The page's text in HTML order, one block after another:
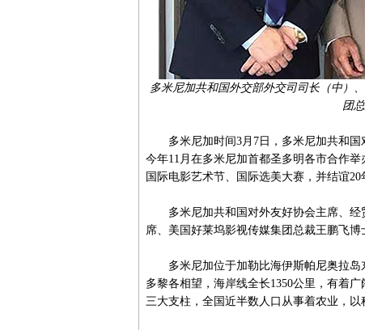
多米尼加共和国外交部外交司司长（中）
团
多米尼加时间3月7日，多米尼加共和国
今年11月在多米尼加首都圣多明各市合作
国际电影艺术节、国际选美大赛，并结谊
多米尼加共和国对外友好协会主席、经
席、美国好莱坞影视传媒集团总裁王鹏飞
多米尼加位于加勒比海伊斯帕尼奥拉岛
多黎各相望，海岸线全长1350公里，有着
三大支柱，全国近半数人口从事着农业，